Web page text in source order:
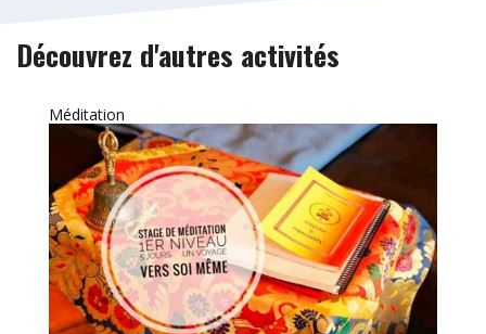
Découvrez d'autres activités
Méditation